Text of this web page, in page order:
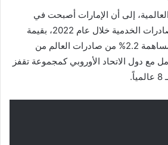
إلى أن الإمارات أصبحت في
المرتبة 12 عالمياً في الصادرات الخدمية خلال عام 2022، بقيمة
154 مليار دولار وبنسبة مساهمة 2.2% من صادرات العالم من
مع دول الاتحاد الأوروبي كمجموعة تقفز